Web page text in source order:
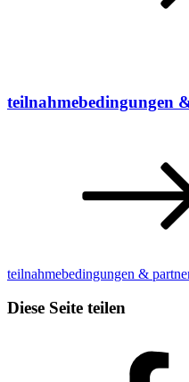
teilnahmebedingungen
teilnahmebedingungen &
Diese Seite teilen